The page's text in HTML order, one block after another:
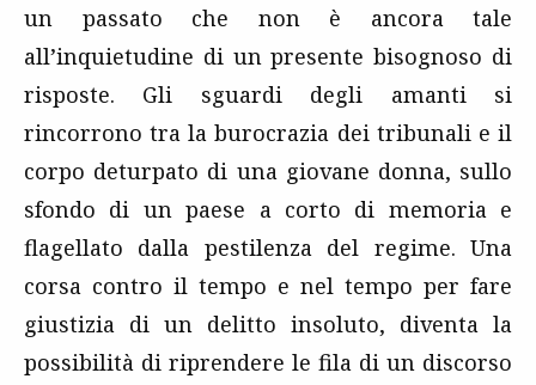
un passato che non è ancora tale
all’inquietudine di un presente bisognoso di
risposte. Gli sguardi degli amanti si
rincorrono tra la burocrazia dei tribunali e il
corpo deturpato di una giovane donna, sullo
sfondo di un paese a corto di memoria e
flagellato dalla pestilenza del regime. Una
corsa contro il tempo e nel tempo per fare
giustizia di un delitto insoluto, diventa la
possibilità di riprendere le fila di un discorso